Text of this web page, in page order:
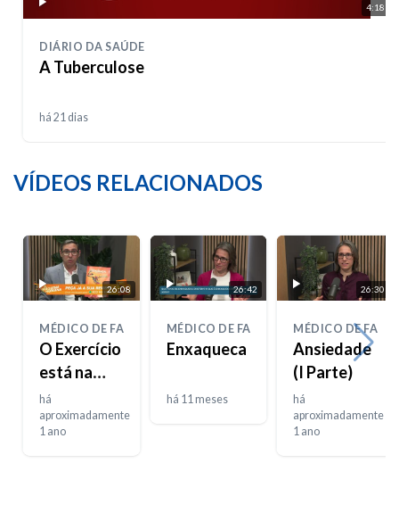
4:18
DIÁRIO DA SAÚDE
A Tuberculose
há 21 dias
VÍDEOS RELACIONADOS
26:08
MÉDICO DE FAMÍLIA
O Exercício
está na
moda
há
aproximadamente
1 ano
26:42
MÉDICO DE FAMÍLIA
Enxaqueca
há 11 meses
26:30
MÉDICO DE
Ansiedade
(I Parte)
há
aproximadamente
1 ano